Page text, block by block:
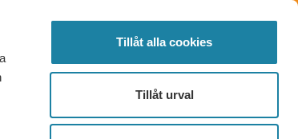
Tillåt alla cookies
Tillåt urval
FÖRTROENDEVALD LOGGA IN MENY
KONTAKT BLI MEDLEM